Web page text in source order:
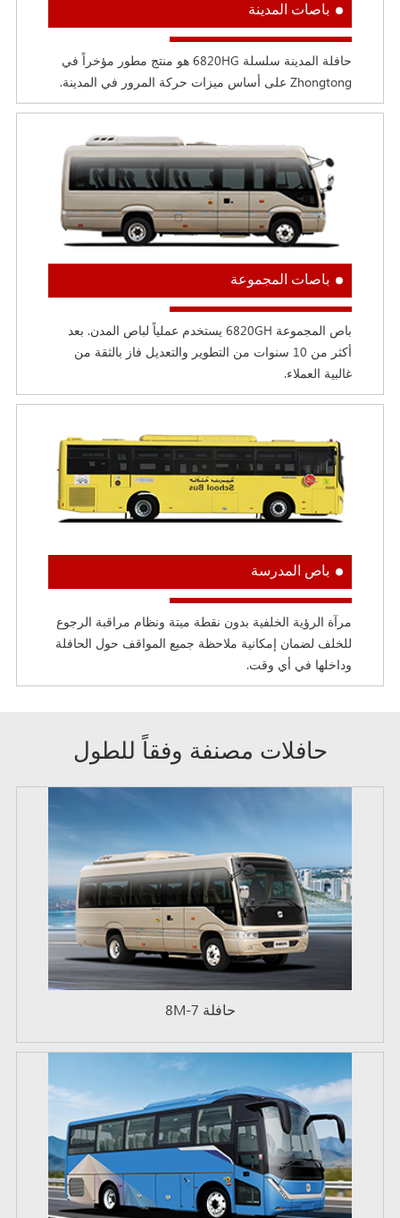
باصات المدينة
حافلة المدينة سلسلة 6820HG هو منتج مطور مؤخراً في
Zhongtong على أساس ميزات حركة المرور في المدينة.
باصات المجموعة
باص المجموعة 6820GH يستخدم عملياً لباص المدن. بعد
أكثر من 10 سنوات من التطوير والتعديل فاز بالثقة من
غالبية العملاء.
باص المدرسة
مرآة الرؤية الخلفية بدون نقطة ميتة ونظام مراقبة الرجوع
للخلف لضمان إمكانية ملاحظة جميع المواقف حول الحافلة
وداخلها في أي وقت.
حافلات مصنفة وفقاً للطول
حافلة 7-8M